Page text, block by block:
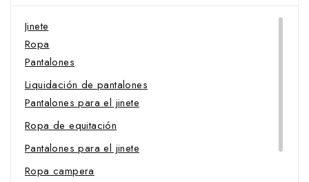
Jinete
Ropa
Pantalones
Liquidación de pantalones
Pantalones para el jinete
Ropa de equitación
Pantalones para el jinete
Ropa campera